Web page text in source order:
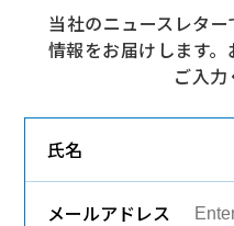
当社のニュースレタ
情報をお届けします
ご入力
氏名
メールアドレス